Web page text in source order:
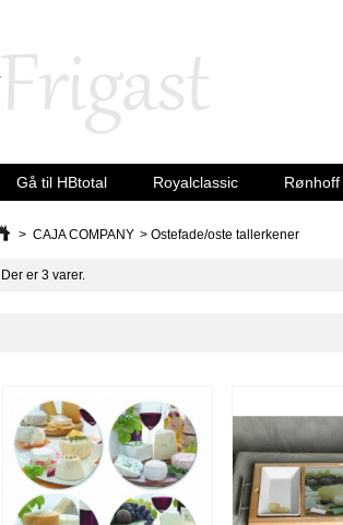
Gå til HBtotal Royalclassic Rønhoff
> CAJA COMPANY > Ostefade/oste tallerkener
Der er 3 varer.